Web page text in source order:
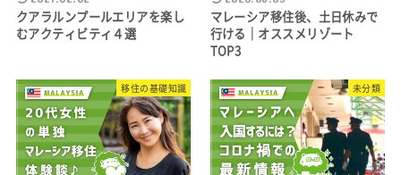
クアラルンプールエリアを楽し
むアクティビティ４選
マレーシア移住後、土日休みで
行ける｜オススメリゾート
TOP3
移住の基礎知識 未分類